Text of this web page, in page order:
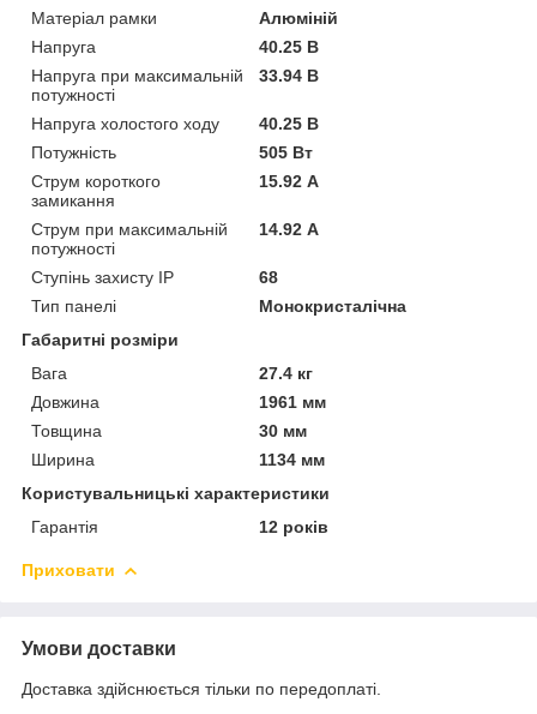
Матеріал рамки
Алюміній
Напруга
40.25 В
Напруга при максимальній
потужності
33.94 В
Напруга холостого ходу
40.25 В
Потужність
505 Вт
Струм короткого
замикання
15.92 А
Струм при максимальній
потужності
14.92 А
Ступінь захисту IP
68
Тип панелі
Монокристалічна
Габаритні розміри
Вага
27.4 кг
Довжина
1961 мм
Товщина
30 мм
Ширина
1134 мм
Користувальницькі характеристики
Гарантія
12 років
Приховати
Умови доставки
Доставка здійснюється тільки по передоплаті.